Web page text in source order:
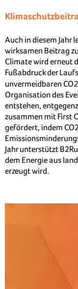
Auch in diesem Jahr
wirksamen Beitrag
Climate wird erneut
Fußabdruck der
unvermeidbaren CO2
Organisation des
entstehen,
zusammen mit First
gefördert, indem
Jahr unterstützt
dem Energie aus
erzeugt wird.